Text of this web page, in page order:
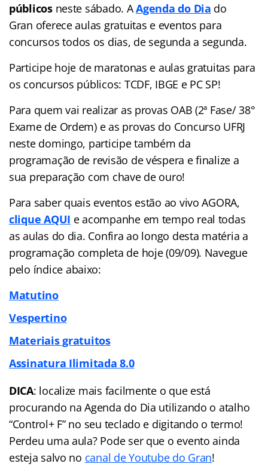
públicosneste sábado. AAgenda do Dia do
Gran oferece aulas gratuitas e eventos para
concursos todos os dias, de segunda a segunda.
Participe hoje de maratonas e aulas gratuitas para
os concursos públicos: TCDF, IBGE e PC SP!
Para quem vai realizar as provas OAB (2ª Fase/ 38°
Exame de Ordem) e as provas do Concurso UFRJ
neste domingo, participe também da
programação de revisão de véspera e finalize a
sua preparação com chave de ouro!
Para saber quais eventos estão ao vivo AGORA,
clique AQUI e acompanhe em tempo real todas
as aulas do dia. Confira ao longo desta matéria a
programação completa de hoje (09/09). Navegue
pelo índice abaixo:
Matutino
Vespertino
Materiais gratuitos
Assinatura Ilimitada 8.0
DICA: localize mais facilmente o que está
procurando na Agenda do Dia utilizando o atalho
“Control+ F” no seu teclado e digitando o termo!
Perdeu uma aula? Pode ser que o evento ainda
esteja salvo no canal de Youtube do Gran!